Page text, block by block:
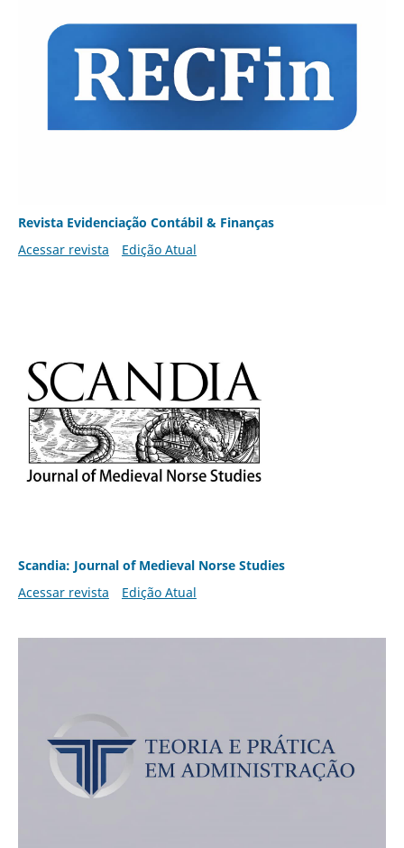
Revista Evidenciação Contábil & Finanças
Acessar revista
Edição Atual
Scandia: Journal of Medieval Norse Studies
Acessar revista
Edição Atual